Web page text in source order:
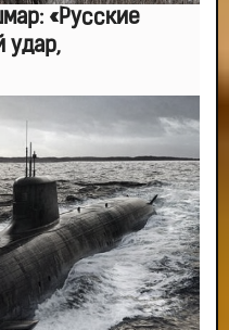
«Русские
удар,